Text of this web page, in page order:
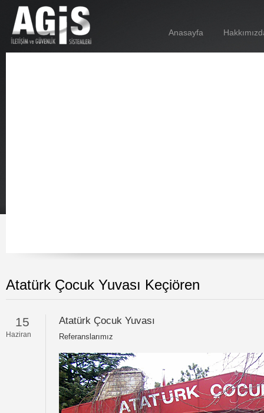
Anasayfa
Atatürk Çocuk Yuvası Keçiören
15
Haziran
Atatürk Çocuk Yuvası
Referanslarımız